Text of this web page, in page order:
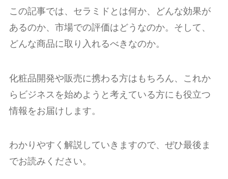
この記事では、セラミドとは何か、どんな効果が
あるのか、市場での評価はどうなのか。そして、
どんな商品に取り入れるべきなのか。
化粧品開発や販売に携わる方はもちろん、これか
らビジネスを始めようと考えている方にも役立つ
情報をお届けします。
わかりやすく解説していきますので、ぜひ最後ま
でお読みください。